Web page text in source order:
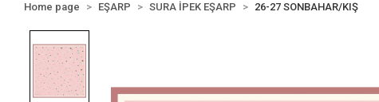
Home page EŞARP SURA İPEK EŞARP 26-27 SONBAHAR/KIŞ